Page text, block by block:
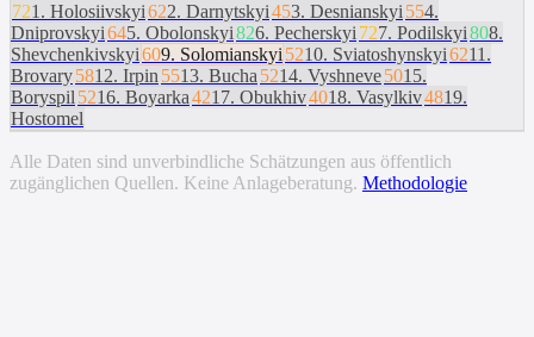
721 . Holosiivskyi622. Darnytskyi453. Desnianskyi 554.
Dniprovskyi645. Obolonskyi826. Pecherskyi 727. Podilskyi808.
Shevchenkivskyi609. Solomianskyi 5210. Sviatoshynskyi6211 .
Brovary5812. Irpin 5513. Bucha 5214. Vyshneve5015.
Boryspil 5216. Boyarka4217. Obukhiv4018. Vasylkiv4819.
Hostomel
Alle Daten sind unverbindliche Schätzungen aus öffentlich
zugänglichen Quellen. Keine Anlageberatung. Methodologie